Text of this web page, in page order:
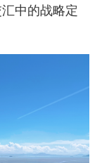
中的战略定